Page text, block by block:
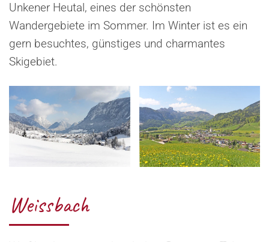
Unkener Heutal, eines der schönsten
Wandergebiete im Sommer. Im Winter ist es ein
gern besuchtes, günstiges und charmantes
Skigebiet.
Weissbach